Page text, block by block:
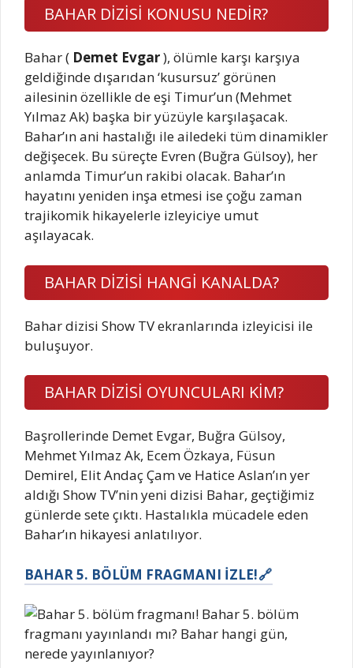
BAHAR DİZİSİ KONUSU NEDİR?
Bahar ( Demet Evgar), ölümle karşı karşıya
geldiğinde dışarıdan ‘kusursuz’ görünen
ailesinin özellikle de eşi Timur’un (Mehmet
Yılmaz Ak) başka bir yüzüyle karşılaşacak.
Bahar’ın ani hastalığı ile ailedeki tüm dinamikler
değişecek. Bu süreçte Evren (Buğra Gülsoy), her
anlamda Timur’un rakibi olacak. Bahar’ın
hayatını yeniden inşa etmesi ise çoğu zaman
trajikomik hikayelerle izleyiciye umut
aşılayacak.
BAHAR DİZİSİ HANGİ KANALDA?
Bahar dizisi Show TV ekranlarında izleyicisi ile
buluşuyor.
BAHAR DİZİSİ OYUNCULARI KİM?
Başrollerinde Demet Evgar, Buğra Gülsoy,
Mehmet Yılmaz Ak, Ecem Özkaya, Füsun
Demirel, Elit Andaç Çam ve Hatice Aslan’ın yer
aldığı Show TV’nin yeni dizisi Bahar, geçtiğimiz
günlerde sete çıktı. Hastalıkla mücadele eden
Bahar’ın hikayesi anlatılıyor.
BAHAR 5. BÖLÜM FRAGMANI İZLE!